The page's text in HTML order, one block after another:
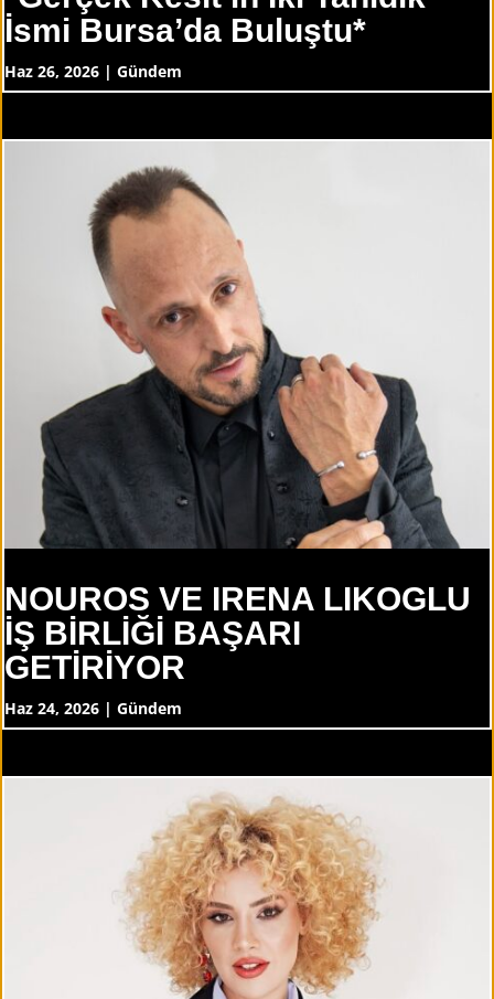
İsmi Bursa’da Buluştu*
Haz 26, 2026 | Gündem
NOUROS VE IRENA LIKOGLU
İŞ BİRLİĞİ BAŞARI
GETİRİYOR
Haz 24, 2026 | Gündem